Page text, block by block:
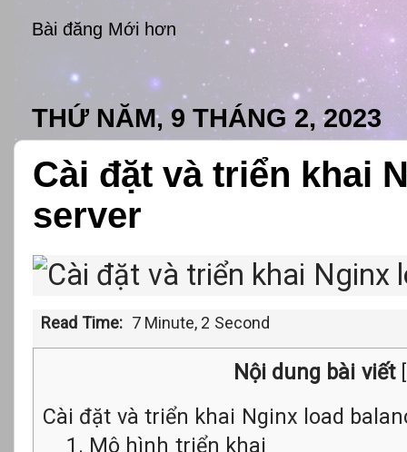
Bài đăng Mới hơn
THỨ NĂM, 9 THÁNG 2, 2023
Cài đặt và triển khai
server
Read Time: 7 Minute, 2 Second
Nội dung bài viết
Cài đặt và triển khai Nginx load
1. Mô hình triển khai